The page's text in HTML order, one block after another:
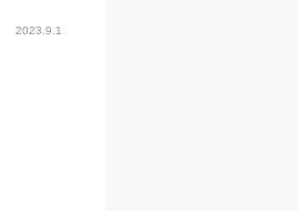
2023.9.1